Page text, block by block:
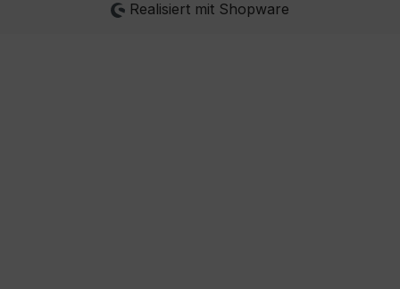
Realisiert mit Shopware